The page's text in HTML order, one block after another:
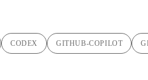
CODEX GITHUB-COPILOT